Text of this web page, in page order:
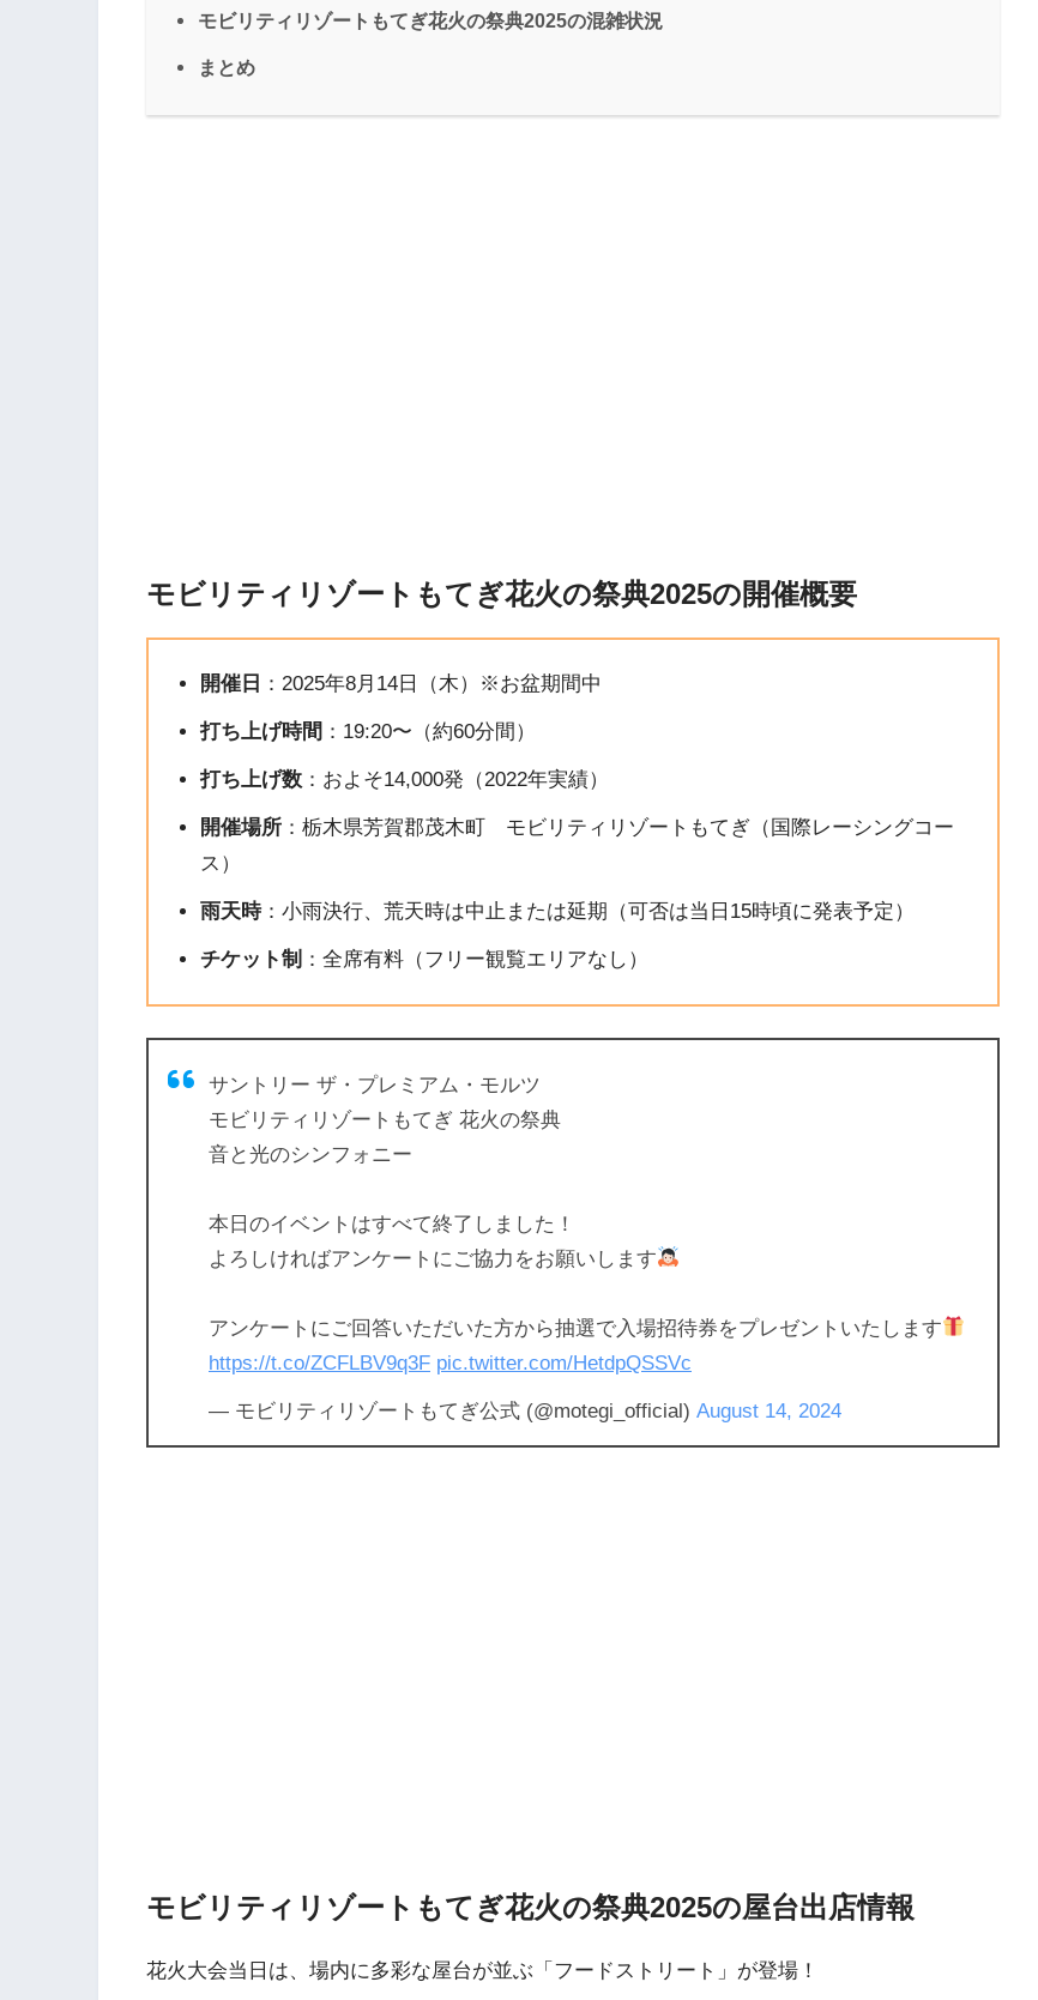
モビリティリゾートもてぎ花火の祭典2025の混雑状況
まとめ
モビリティリゾートもてぎ花火の祭典2025の開催概要
開催日 ：2025年8月14日（木）※お盆期間中
打ち上げ時間 ：19:20〜（約60分間）
打ち上げ数：およそ14,000発（2022年実績）
開催場所：栃木県芳賀郡茂木町 モビリティリゾートもてぎ（国際レーシングコー
ス）
雨天時：小雨決行、荒天時は中止または延期（可否は当日15時頃に発表予定）
チケット制 ：全席有料（フリー観覧エリアなし）
サントリー ザ・プレミアム・モルツ
モビリティリゾートもてぎ 花火の祭典
音と光のシンフォニー
本日のイベントはすべて終了しました！
よろしければアンケートにご協力をお願いします
アンケートにご回答いただいた方から抽選で入場招待券をプレゼントいたします
https://t.co/ZCFLBV9q3F pic.twitter.com/HetdpQSSVc
— モビリティリゾートもてぎ公式 (@motegi_official) August 14, 2024
モビリティリゾートもてぎ花火の祭典2025の屋台出店情報
花火大会当日は、場内に多彩な屋台が並ぶ「フードストリート」が登場！